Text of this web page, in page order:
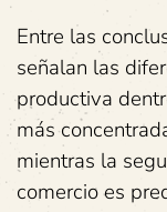
Entre las
señalan las
productiva
más
mientras la
comercio es